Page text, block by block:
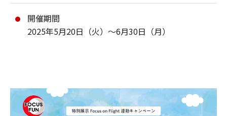
開催期間
2025年5月20日（火）～6月30日（月）